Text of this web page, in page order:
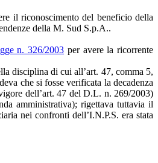
il riconoscimento del beneficio della
della M. Sud S.p.A..
n. 326/2003 per avere la ricorrente
disciplina di cui all’art. 47, comma 5,
che si fosse verificata la decadenza
dell’art. 47 del D.L. n. 269/2003)
amministrativa); rigettava tuttavia il
nei confronti dell’I.N.P.S. era stata